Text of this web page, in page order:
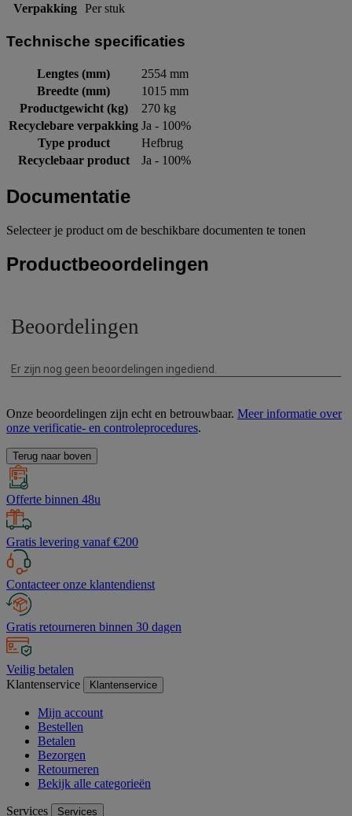
Verpakking Per stuk
Technische specificaties
Lengtes (mm)
2554 mm
Breedte (mm)
1015 mm
Productgewicht (kg)
270 kg
Recyclebare verpakking Ja - 100%
Type product
Hefbrug
Recyclebaar product
Ja - 100%
Documentatie
Selecteer je product om de beschikbare documenten te tonen
Productbeoordelingen
Onze beoordelingen zijn echt en betrouwbaar. Meer informatie over
onze verificatie- en controleprocedures.
Terug naar boven
Offerte binnen 48u
Gratis levering vanaf €200
Contacteer onze klantendienst
Gratis retourneren binnen 30 dagen
Veilig betalen
Klantenservice
Klantenservice
Mijn account
Bestellen
Betalen
Bezorgen
Retourneren
Bekijk alle categorieën
Services Services